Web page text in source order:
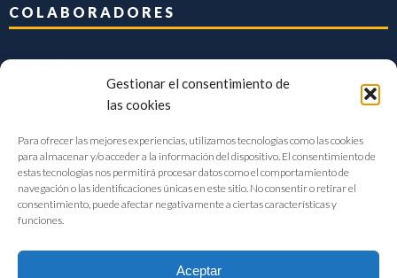
Gestionar el consentimiento de
las cookies
Para ofrecer las mejores experiencias, utilizamos tecnologías como las cookies
para almacenar y/o acceder a la información del dispositivo. El consentimiento de
estas tecnologías nos permitirá procesar datos como el comportamiento de
navegación o las identificaciones únicas en este sitio. No consentir o retirar el
consentimiento, puede afectar negativamente a ciertas características y
funciones.
Aceptar
COLABORADORES